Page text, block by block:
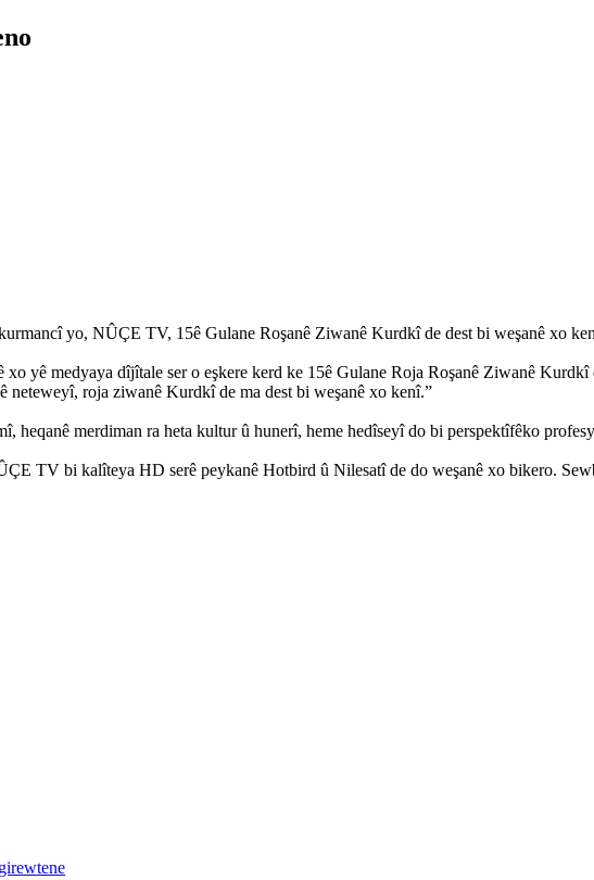
yo, NÛÇE TV, 15ê Gulane Roşanê Ziwanê Kurdkî de dest bi weşanê xo
yê medyaya dîjîtale ser o eşkere kerd ke 15ê Gulane Roja Roşanê Ziwanê
roja ziwanê Kurdkî de ma dest bi weşanê xo kenî.”
heqanê merdiman ra heta kultur û hunerî, heme hedîseyî do bi perspektîfêko
TV bi kalîteya HD serê peykanê Hotbird û Nilesatî de do weşanê xo bikero.